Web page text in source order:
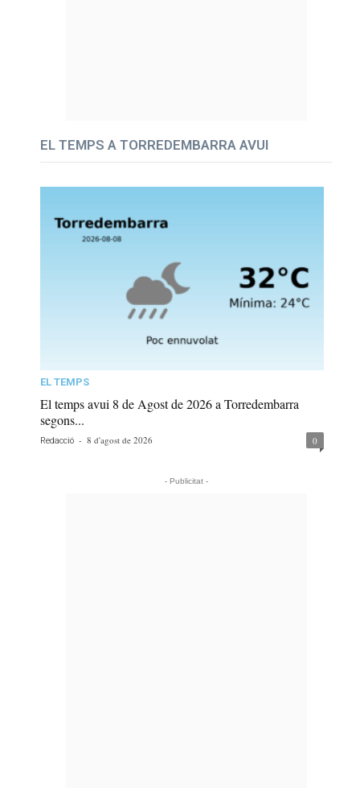
EL TEMPS A TORREDEMBARRA AVUI
EL TEMPS
El temps avui 8 de Agost de 2026 a Torredembarra
segons...
Redacció - 8 d'agost de 2026 0
- Publicitat -